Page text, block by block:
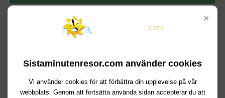
×
Sistaminutenresor.com använder cookies
Vi använder cookies för att förbättra din upplevelse på vår
webbplats. Genom att fortsätta använda sidan accepterar du att
17 197kr
(Grekland, Korfu)
Kerkyra Blue Hotel & Spa